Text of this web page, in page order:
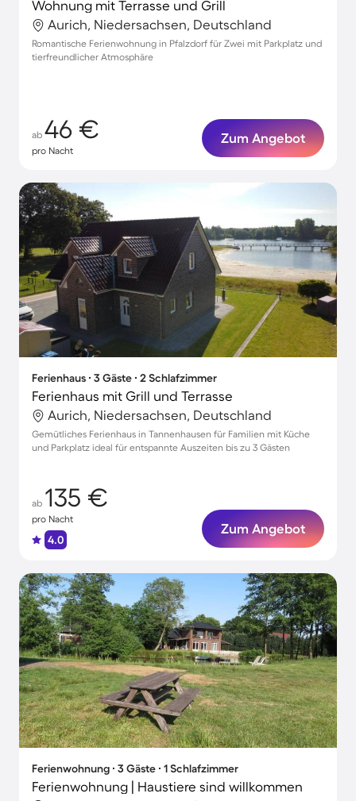
Wohnung mit Terrasse und Grill
Aurich, Niedersachsen, Deutschland
Romantische Ferienwohnung in Pfalzdorf für Zwei mit Parkplatz und
tierfreundlicher Atmosphäre
ab 46 €
pro Nacht
Zum Angebot
Ferienhaus ∙ 3 Gäste ∙ 2 Schlafzimmer
Ferienhaus mit Grill und Terrasse
Aurich, Niedersachsen, Deutschland
Gemütliches Ferienhaus in Tannenhausen für Familien mit Küche
und Parkplatz ideal für entspannte Auszeiten bis zu 3 Gästen
ab 135 €
pro Nacht
4.0
Zum Angebot
Ferienwohnung ∙ 3 Gäste ∙ 1 Schlafzimmer
Ferienwohnung | Haustiere sind willkommen